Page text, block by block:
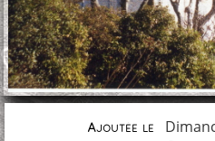
Ajoutée le